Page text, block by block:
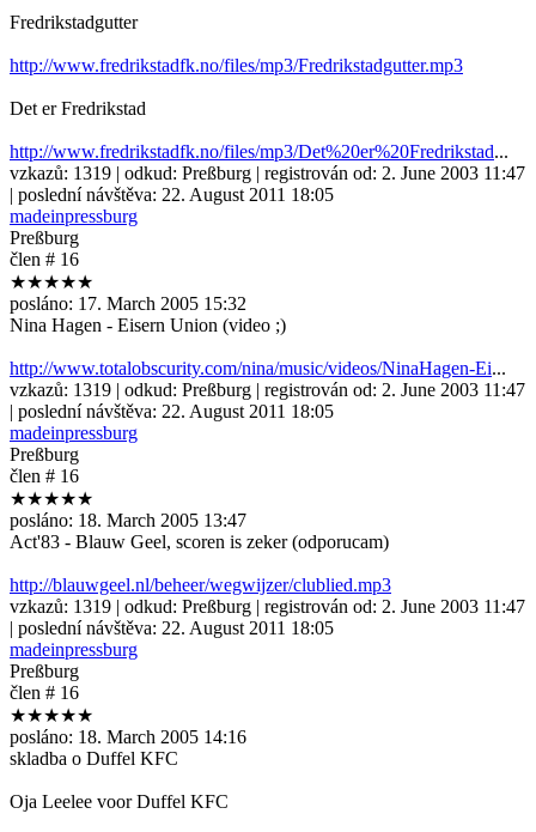
Fredrikstadgutter
http://www.fredrikstadfk.no/files/mp3/Fredrikstadgutter.mp3
Det er Fredrikstad
http://www.fredrikstadfk.no/files/mp3/Det%20er%20Fredrikstad...
vzkazů: 1319 | odkud: Preßburg | registrován od: 2. June 2003 11:47
| poslední návštěva: 22. August 2011 18:05
madeinpressburg
Preßburg
člen # 16
★★★★★
posláno: 17. March 2005 15:32
Nina Hagen - Eisern Union (video ;)
http://www.totalobscurity.com/nina/music/videos/NinaHagen-Ei...
vzkazů: 1319 | odkud: Preßburg | registrován od: 2. June 2003 11:47
| poslední návštěva: 22. August 2011 18:05
madeinpressburg
Preßburg
člen # 16
★★★★★
posláno: 18. March 2005 13:47
Act'83 - Blauw Geel, scoren is zeker (odporucam)
http://blauwgeel.nl/beheer/wegwijzer/clublied.mp3
vzkazů: 1319 | odkud: Preßburg | registrován od: 2. June 2003 11:47
| poslední návštěva: 22. August 2011 18:05
madeinpressburg
Preßburg
člen # 16
★★★★★
posláno: 18. March 2005 14:16
skladba o Duffel KFC
Oja Leelee voor Duffel KFC